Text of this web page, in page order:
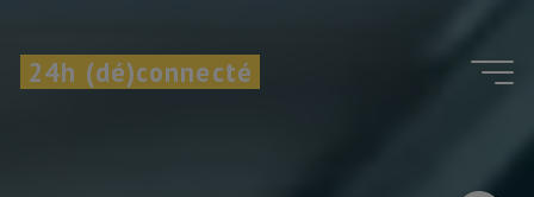
24h (dé)connecté